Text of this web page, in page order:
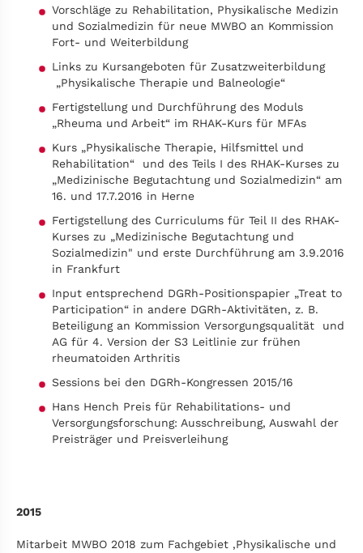
Vorschläge zu Rehabilitation, Physikalische Medizin
und Sozialmedizin für neue MWBO an Kommission
Fort- und Weiterbildung
Links zu Kursangeboten für Zusatzweiterbildung
„Physikalische Therapie und Balneologie“
Fertigstellung und Durchführung des Moduls
„Rheuma und Arbeit“ im RHAK-Kurs für MFAs
Kurs „Physikalische Therapie, Hilfsmittel und
Rehabilitation“ und des Teils I des RHAK-Kurses zu
„Medizinische Begutachtung und Sozialmedizin“ am
16. und 17.7.2016 in Herne
Fertigstellung des Curriculums für Teil II des RHAK-
Kurses zu „Medizinische Begutachtung und
Sozialmedizin" und erste Durchführung am 3.9.2016
in Frankfurt
Input entsprechend DGRh-Positionspapier „Treat to
Participation“ in andere DGRh-Aktivitäten, z. B.
Beteiligung an Kommission Versorgungsqualität und
AG für 4. Version der S3 Leitlinie zur frühen
rheumatoiden Arthritis
Sessions bei den DGRh-Kongressen 2015/16
Hans Hench Preis für Rehabilitations- und
Versorgungsforschung: Ausschreibung, Auswahl der
Preisträger und Preisverleihung
2015
Mitarbeit MWBO 2018 zum Fachgebiet ‚Physikalische und